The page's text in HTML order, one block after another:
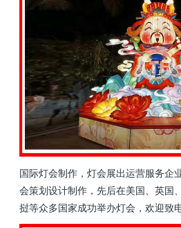
国际灯会制作，灯会展出运营服务企
会策划设计制作，先后在美国、英国
挝等众多国家成功举办灯会，欢迎致